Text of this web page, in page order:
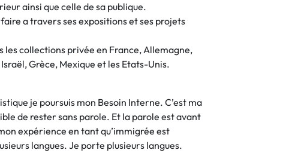
ainsi que celle de sa publique.
a travers ses expositions et ses projets
les collections privée en France, Allemagne,
Grèce, Mexique et les Etats-Unis.
je poursuis mon Besoin Interne. C’est ma
de rester sans parole. Et la parole est avant
expérience en tant qu’immigrée est
langues. Je porte plusieurs langues.